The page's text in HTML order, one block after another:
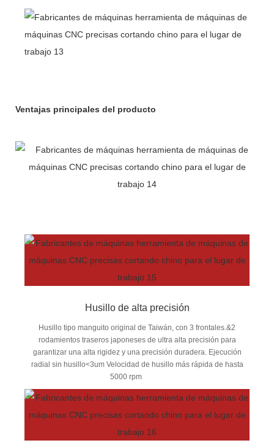
Ventajas principales del producto
Husillo de alta precisión
Husillo tipo manguito original de Taiwán, con 3 frontales.&2
rodamientos traseros japoneses de ultra alta precisión para
garantizar una alta rigidez y una precisión duradera. Ejecución
radial sin husillo<3um Velocidad de husillo más rápida de hasta
5000 rpm